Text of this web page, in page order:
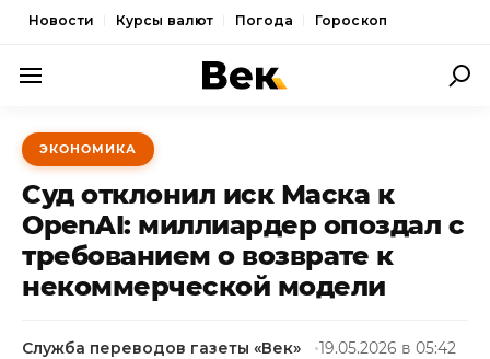
Новости Курсы валют Погода Гороскоп
ПОЛИТИКА
ЭКОНОМИКА
ОБЩЕСТВО
СПОРТ
КУЛЬТУРА
НОВОСТИ
ЭКОНОМИКА
Суд отклонил иск Маска к
OpenAI: миллиардер опоздал с
требованием о возврате к
некоммерческой модели
Служба переводов газеты «Век» 19.05.2026 в 05:42